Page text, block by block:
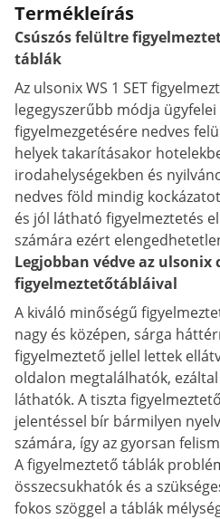
Termékleírás
Csúszós felültre
táblák
Az ulsonix WS 1 SET
legegyszerűbb módja
figyelmezgetésére nedves
helyek takarításakor
irodahelységekben és
nedves föld mindig
és jól látható figyelmeztetés
számára ezért
Legjobban védve az ulsonix
figyelmeztetőtábláival
A kiváló minőségű
nagy és középen, sárga
figyelmeztető jellel lettek
oldalon megtalálhatók,
láthatók. A tiszta
jelentéssel bír bármilyen
számára, így az gyorsan
A figyelmeztető táblák
összecsukhatók és a
fokos szöggel a táblák